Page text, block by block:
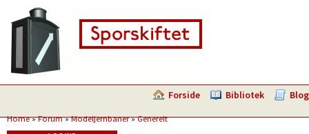
Forside Bibliotek Blog
Home»Forum»Modeljernbaner»Generelt